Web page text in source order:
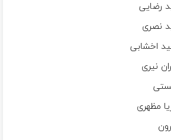
رضایی
نصری
اخشابی
نیری
مظهری